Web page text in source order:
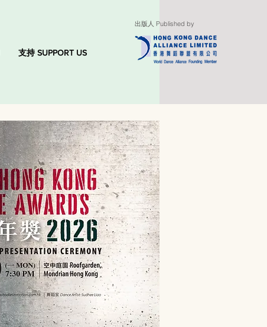
支持 SUPPORT US
出版人 Published by